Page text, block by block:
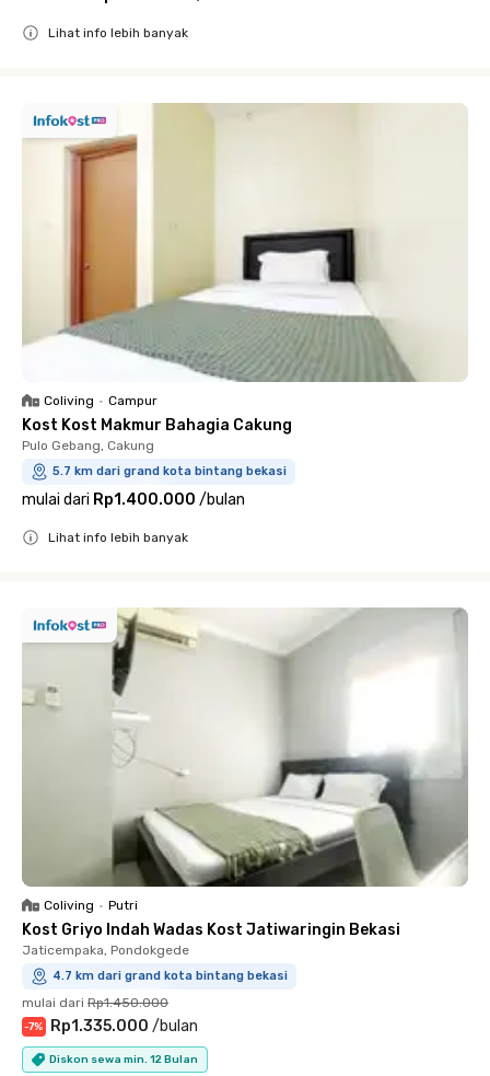
Lihat info lebih banyak
Coliving • Campur
Kost Kost Makmur Bahagia Cakung
Pulo Gebang, Cakung
5.7 km dari grand kota bintang bekasi
mulai dari Rp1.400.000 /bulan
Lihat info lebih banyak
Coliving • Putri
Kost Griyo Indah Wadas Kost Jatiwaringin Bekasi
Jaticempaka, Pondokgede
4.7 km dari grand kota bintang bekasi
mulai dari Rp1.450.000
-7% Rp1.335.000 /bulan
Diskon sewa min. 12 Bulan